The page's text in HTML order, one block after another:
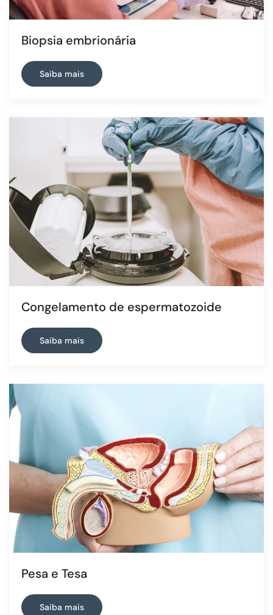
Biopsia embrionária
Saiba mais
Congelamento de espermatozoide
Saiba mais
Pesa e Tesa
Saiba mais